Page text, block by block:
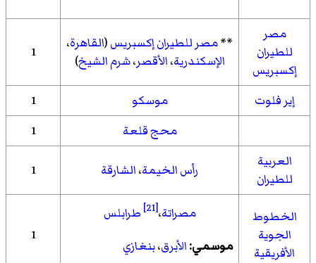
مصر
للطيران
إكسبريس
**مصر للطيران إكسبريس(القاهرة،
الإسكندرية،الأقصر،شرم الشيخ)
1
إير فلوت موسكو
1
محج قلعة
1
العربية
للطيران
رأس الخيمة،الشارقة 1
الخطوط
الجوية
الأفريقية
مصراتة،[21]
طرابلس
موسمي:الأبرق،بنغازي
1